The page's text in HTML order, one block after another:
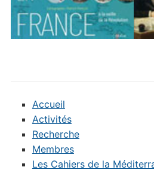
Accueil
Activités
Recherche
Membres
Les Cahiers de la